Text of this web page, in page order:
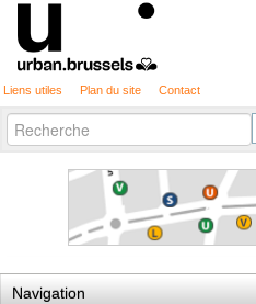
Liens utiles Plan du site Contact
Chercher par
Recherche
avancée…
Navigation